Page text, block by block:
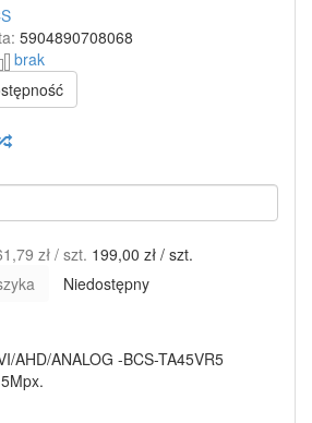
5904890708068
brak
zł/ szt. 199,00 zł / szt.
Niedostępny
AHD/ANALOG -BCS-TA45VR5